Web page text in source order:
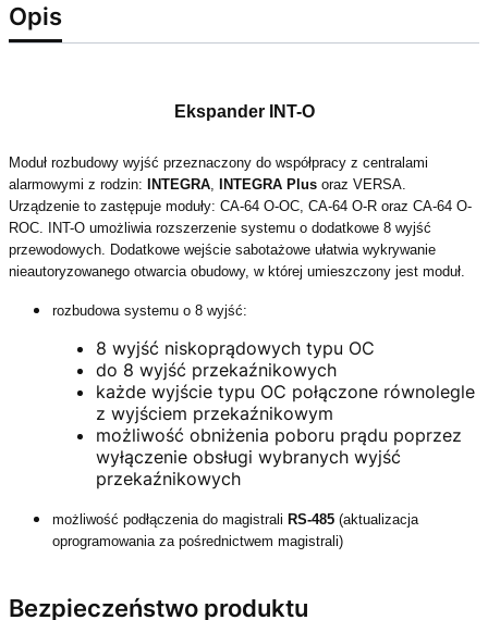
Opis
Ekspander INT-O
Moduł rozbudowy wyjść przeznaczony do współpracy z centralami
alarmowymi z rodzin:
INTEGRA INTEGRA Plus oraz VERSA.
Urządzenie to zastępuje moduły: CA-64 O-OC, CA-64 O-R oraz CA-64 O-
ROC. INT-O umożliwia rozszerzenie systemu o dodatkowe 8 wyjść
przewodowych. Dodatkowe wejście sabotażowe ułatwia wykrywanie
nieautoryzowanego otwarcia obudowy, w której umieszczony jest moduł.
rozbudowa systemu o 8 wyjść:
8 wyjść niskoprądowych typu OC
do 8 wyjść przekaźnikowych
każde wyjście typu OC połączone równolegle
z wyjściem przekaźnikowym
możliwość obniżenia poboru prądu poprzez
wyłączenie obsługi wybranych wyjść
przekaźnikowych
możliwość podłączenia do magistrali RS-485 (aktualizacja
oprogramowania za pośrednictwem magistrali)
Bezpieczeństwo produktu